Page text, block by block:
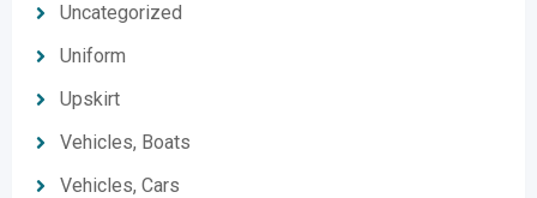
Uncategorized
Uniform
Upskirt
Vehicles, Boats
Vehicles, Cars